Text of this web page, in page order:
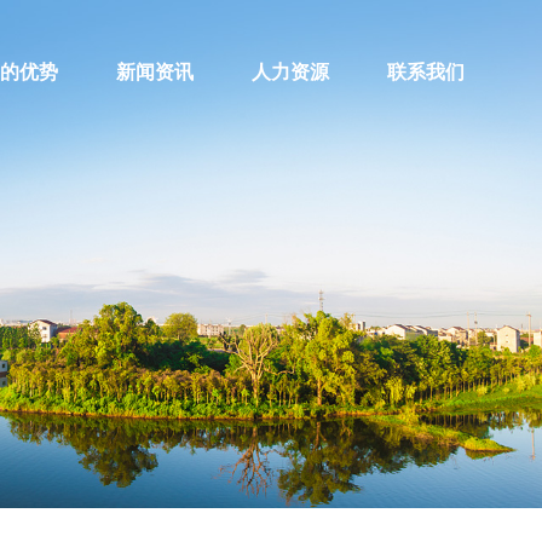
优势 新闻资讯 人力资源 联系我们